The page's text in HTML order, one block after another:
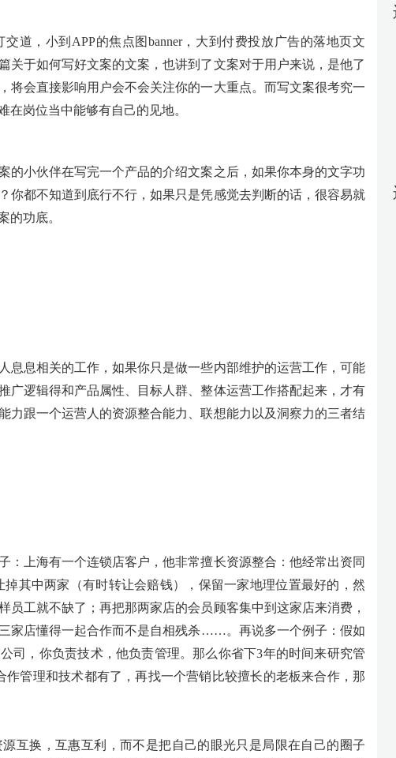
道，小到APP的焦点图banner，大到付费投放广告的落地页文
关于如何写好文案的文案，也讲到了文案对于用户来说，是他了
将会直接影响用户会不会关注你的一大重点。而写文案很考究一
在岗位当中能够有自己的见地。
的小伙伴在写完一个产品的介绍文案之后，如果你本身的文字功
你都不知道到底行不行，如果只是凭感觉去判断的话，很容易就
的功底。
息息相关的工作，如果你只是做一些内部维护的运营工作，可能
广逻辑得和产品属性、目标人群、整体运营工作搭配起来，才有
力跟一个运营人的资源整合能力、联想能力以及洞察力的三者结
：上海有一个连锁店客户，他非常擅长资源整合：他经常出资同
其中两家（有时转让会赔钱），保留一家地理位置最好的，然
员工就不缺了；再把那两家店的会员顾客集中到这家店来消费，
家店懂得一起合作而不是自相残杀……。再说多一个例子：假如
司，你负责技术，他负责管理。那么你省下3年的时间来研究管
管理和技术都有了，再找一个营销比较擅长的老板来合作，那
互换，互惠互利，而不是把自己的眼光只是局限在自己的圈子